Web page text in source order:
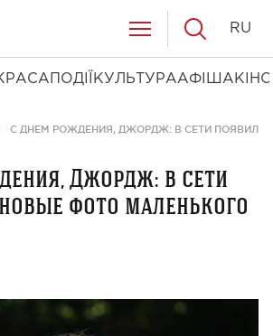
ПОДІЇ КУЛЬТУРААФІША КІНО
RU
С ДНЕМ РОЖДЕНИЯ, ДЖОРДЖ: В СЕТИ
Джордж: в сети
фото маленького